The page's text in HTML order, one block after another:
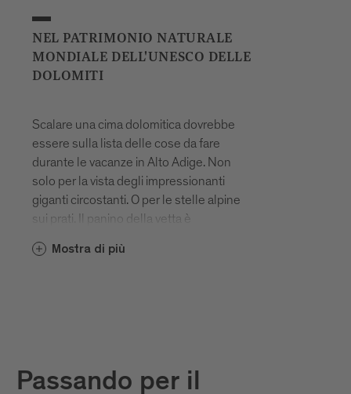
NEL PATRIMONIO NATURALE
MONDIALE DELL'UNESCO DELLE
DOLOMITI
Scalare una cima dolomitica dovrebbe
essere sulla lista delle cose da fare
durante le vacanze in Alto Adige. Non
solo per la vista degli impressionanti
giganti circostanti. O per le stelle alpine
sui prati. Il panino della vetta è
massi rocciosi. Se vuoi conquistare il
Mostra di più
Passando per il